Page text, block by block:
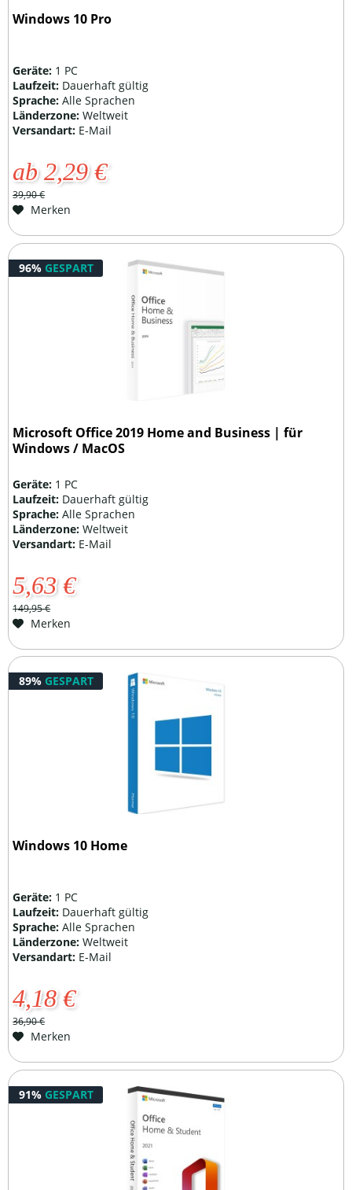
Windows 10 Pro
Geräte: 1 PC
Laufzeit: Dauerhaft gültig
Sprache:Alle Sprachen
Länderzone:Weltweit
Versandart: E-Mail
ab 2,29 €
39,90 €
Merken
96% GESPART
Microsoft Office 2019 Home and Business | für
Windows / MacOS
Geräte: 1 PC
Laufzeit: Dauerhaft gültig
Sprache:Alle Sprachen
Länderzone:Weltweit
Versandart: E-Mail
5,63 €
149,95 €
Merken
89% GESPART
Windows 10 Home
Geräte: 1 PC
Laufzeit: Dauerhaft gültig
Sprache:Alle Sprachen
Länderzone:Weltweit
Versandart: E-Mail
4,18 €
36,90 €
Merken
91% GESPART